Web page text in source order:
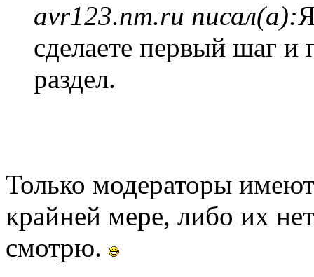
avr123.nm.ru писал(а):
сделаете первый шаг
раздел.
Только модераторы
крайней мере, либо их
смотрю.